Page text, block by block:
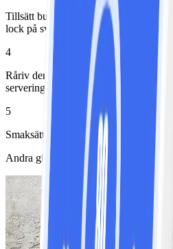
Tillsätt buljong, vitpeppar, lagerblad
lock på svag värme ca 30 min.
4
Råriv den sparade rödbetan direkt ner
servering - soppan får då en mörkröd
5
Smaksätt med vinäger och strö
Andra gillade också